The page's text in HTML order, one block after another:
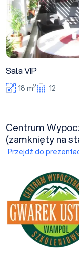
Sala VIP
18 m2 12
Centrum
(zamknięty na
Przejdź do